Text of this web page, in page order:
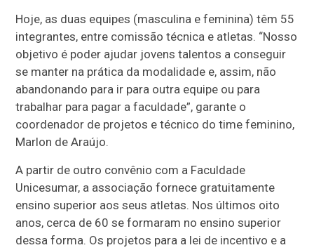
Hoje, as duas equipes (masculina e feminina) têm 55
integrantes, entre comissão técnica e atletas. “Nosso
objetivo é poder ajudar jovens talentos a conseguir
se manter na prática da modalidade e, assim, não
abandonando para ir para outra equipe ou para
trabalhar para pagar a faculdade”, garante o
coordenador de projetos e técnico do time feminino,
Marlon de Araújo.
A partir de outro convênio com a Faculdade
Unicesumar, a associação fornece gratuitamente
ensino superior aos seus atletas. Nos últimos oito
anos, cerca de 60 se formaram no ensino superior
dessa forma. Os projetos para a lei de incentivo e a